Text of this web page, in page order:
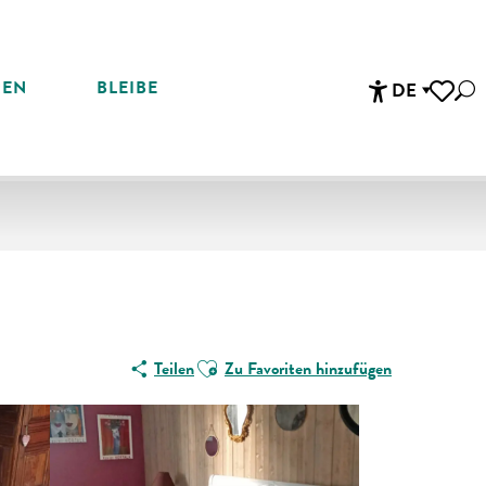
DE
BLEIBE
TeilenAjouter aux favoris
Zu Favoriten hinzufügen